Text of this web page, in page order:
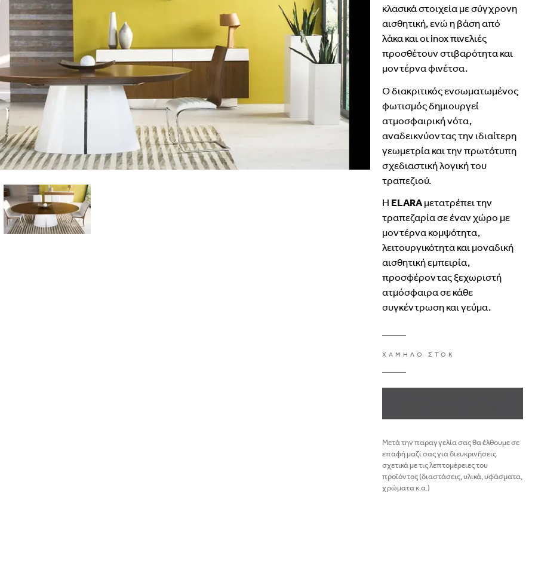
κλασικάστοιχείαμεσύγχρονη
αισθητική,ενώηβάσηαπό
λάκακαιοιinoxπινελιές
προσθέτουνστιβαρότητακαι
μοντέρναφινέτσα.
Οδιακριτικόςενσωματωμένος
φωτισμόςδημιουργεί
ατμοσφαιρικήνότα,
αναδεικνύονταςτηνιδιαίτερη
γεωμετρίακαιτηνπρωτότυπη
σχεδιαστικήλογικήτου
τραπεζιού.
ΗELARAμετατρέπειτην
τραπεζαρίασεένανχώρομε
μοντέρνακομψότητα,
λειτουργικότητακαιμοναδική
αισθητικήεμπειρία,
προσφέρονταςξεχωριστή
ατμόσφαιρασεκάθε
συγκέντρωσηκαιγεύμα.
ΧΑΜΗΛΟ ΣΤΟΚ
Μετά την παραγγελία σας θα έλθουμε σε
επαφή μαζί σας για διευκρινήσεις
σχετικά με τις λεπτομέρειες του
προϊόντος (διαστάσεις, υλικά, υφάσματα,
χρώματα κ.α.)